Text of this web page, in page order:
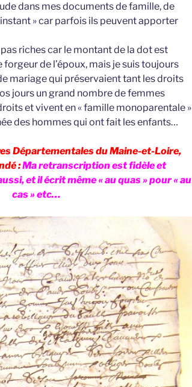
dans mes documents de famille, de
» car parfois ils peuvent apporter
riches car le montant de la dot est
de l’époux, mais je suis toujours
mariage qui préservaient tant les droits
jours un grand nombre de femmes
et vivent en « famille monoparentale »
des hommes qui ont fait les enfants…
Départementales du Maine-et-Loire,
:Ma retranscription est fidèle et
et il écrit même « au quas » pour « au
cas » etc…